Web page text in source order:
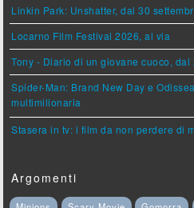
Linkin Park: Unshatter, dal 30
Locarno Film Festival 2026, al via
Tony - Diario di un giovane cuoco,
Spider-Man: Brand New Day e
multimilionaria
Stasera in tv: i film da non perdere di
Argomenti